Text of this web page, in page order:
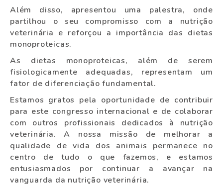
Além disso, apresentou uma palestra, onde
partilhou o seu compromisso com a nutrição
veterinária e reforçou a importância das dietas
monoproteicas.
As dietas monoproteicas, além de serem
fisiologicamente adequadas, representam um
fator de diferenciação fundamental.
Estamos gratos pela oportunidade de contribuir
para este congresso internacional e de colaborar
com outros profissionais dedicados à nutrição
veterinária. A nossa missão de melhorar a
qualidade de vida dos animais permanece no
centro de tudo o que fazemos, e estamos
entusiasmados por continuar a avançar na
vanguarda da nutrição veterinária.